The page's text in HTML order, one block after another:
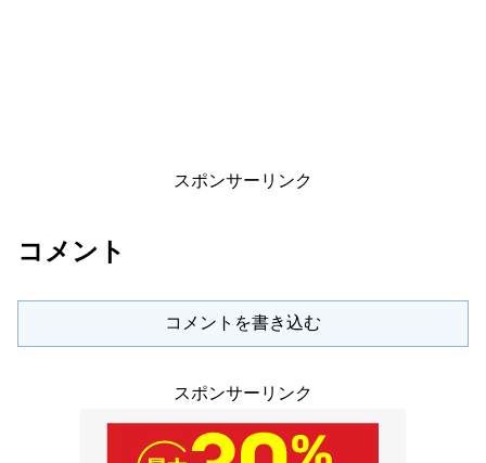
スポンサーリンク
コメント
コメントを書き込む
スポンサーリンク